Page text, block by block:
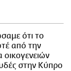
ότι το
από την
οικογενειών
στην Κύπρο